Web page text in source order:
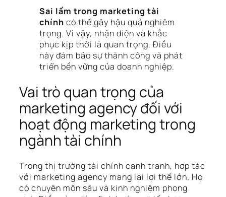
Sai lầm trong marketing tài
chính có thể gây hậu quả nghiêm
trọng. Vì vậy, nhận diện và khắc
phục kịp thời là quan trọng. Điều
này đảm bảo sự thành công và phát
triển bền vững của doanh nghiệp.
Vai trò quan trọng của
marketing agency đối với
hoạt động marketing trong
ngành tài chính
Trong thị trường tài chính cạnh tranh, hợp tác
với marketing agency mang lại lợi thế lớn. Họ
có chuyên môn sâu và kinh nghiệm phong